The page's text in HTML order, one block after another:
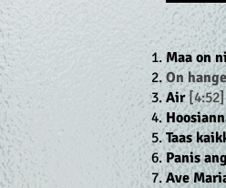
Maa on
On
Air [4:52]
Taas
Panis
Ave